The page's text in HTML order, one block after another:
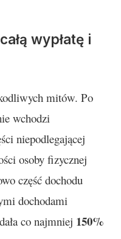
wypłatę i
mitów. Po
wchodzi
niepodlegającej
osoby fizycznej
część dochodu
dochodami
co najmniej 150%